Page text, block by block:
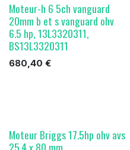
Moteur-h 6 5ch vanguard
20mm b et s vanguard ohv
6.5 hp, 13L3320311,
BS13L3320311
680,40 €
Moteur Briggs 17.5hp ohv avs